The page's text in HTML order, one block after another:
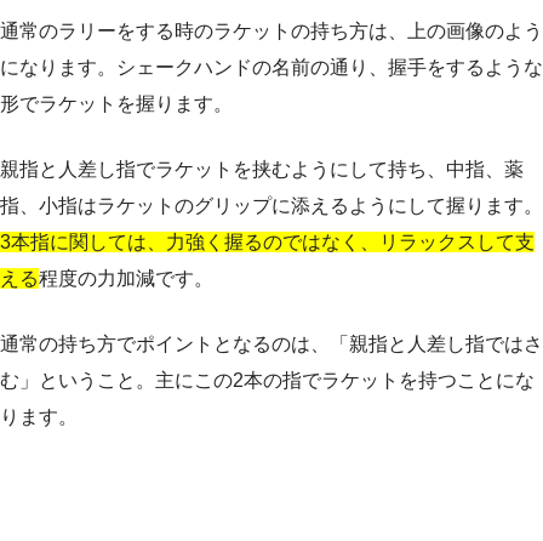
通常のラリーをする時のラケットの持ち方は、上の画像のよう
になります。シェークハンドの名前の通り、握手をするような
形でラケットを握ります。
親指と人差し指でラケットを挟むようにして持ち、中指、薬
指、小指はラケットのグリップに添えるようにして握ります。
3本指に関しては、力強く握るのではなく、リラックスして支
える程度の力加減です。
通常の持ち方でポイントとなるのは、「親指と人差し指ではさ
む」ということ。主にこの2本の指でラケットを持つことにな
ります。